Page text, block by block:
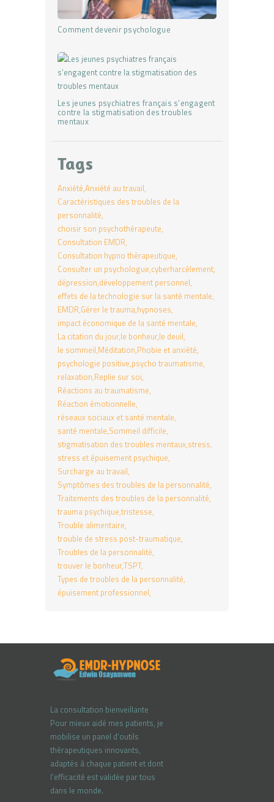
Comment devenir psychologue
Les jeunes psychiatres français s’engagent
contre la stigmatisation des troubles
mentaux
Tags
Anxiété Anxiété au travail
Caractéristiques des troubles de la
personnalité
choisir son psychothérapeute
Consultation EMDR
Consultation hypno thérapeutique
Consulter un psychologue cyberharcèlement
dépression développement personnel
effets de la technologie sur la santé mentale
EMDR Gérer le trauma hypnoses
impact économique de la santé mentale
La citation du jour le bonheur le deuil
le sommeil Méditation Phobie et anxiété
psychologie positive psycho traumatisme
relaxation Replie sur soi
Réactions au traumatisme
Réaction émotionnelle
réseaux sociaux et santé mentale
santé mentale Sommeil difficile
stigmatisation des troubles mentaux stress
stress et épuisement psychique
Surcharge au travail
Symptômes des troubles de la personnalité
Traitements des troubles de la personnalité
trauma psychique tristesse
Trouble alimentaire
trouble de stress post-traumatique
Troubles de la personnalité
trouver le bonheurTSPT
Types de troubles de la personnalité
épuisement professionnel
La consultation bienveillante
Pour mieux aidé mes patients, je
mobilise un panel d’outils
thérapeutiques innovants,
adaptés à chaque patient et dont
l’efficacité est validée par tous
dans le monde.